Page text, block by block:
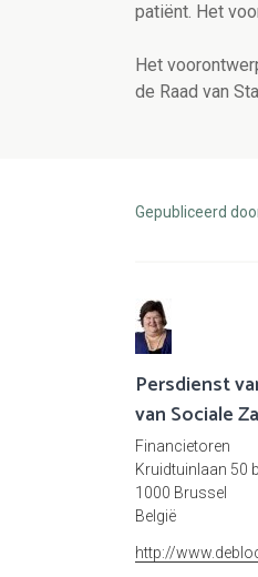
patiënt. Het
Het
de Raad van
Gepubliceerd
Persdienst
van Sociale
Financietoren
Kruidtuinlaan 50
1000 Brussel
België
http://